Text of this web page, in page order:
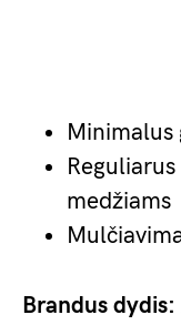
Minimalus
medžiams
Brandus dydis: